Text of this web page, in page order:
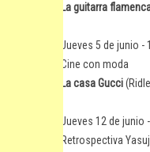
La guitarra
Jueves 5 de junio -
Cine con moda
La casa Gucci
Jueves 12 de junio
Retrospectiva